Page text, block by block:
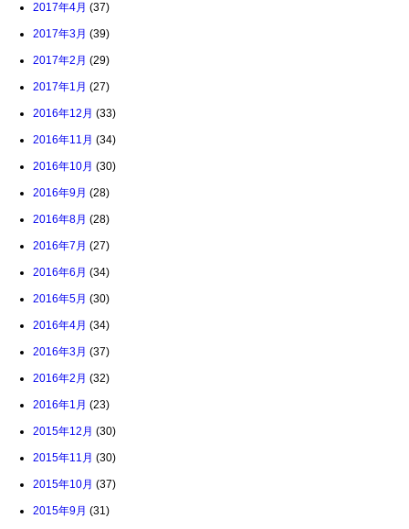
2017年4月 (37)
2017年3月 (39)
2017年2月 (29)
2017年1月 (27)
2016年12月 (33)
2016年11月 (34)
2016年10月 (30)
2016年9月 (28)
2016年8月 (28)
2016年7月 (27)
2016年6月 (34)
2016年5月 (30)
2016年4月 (34)
2016年3月 (37)
2016年2月 (32)
2016年1月 (23)
2015年12月 (30)
2015年11月 (30)
2015年10月 (37)
2015年9月 (31)